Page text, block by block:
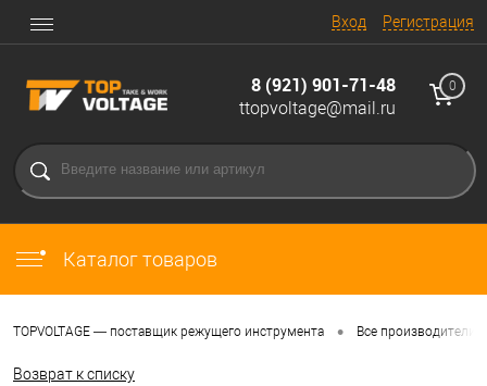
Вход Регистрация
8 (921) 901-71-48
ttopvoltage@mail.ru
0
Каталог товаров
TOPVOLTAGE — поставщик режущего инструмента • Все производители
Возврат к списку